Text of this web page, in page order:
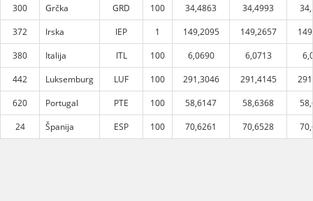
300
Grčka GRD 100 34,4863 34,4993
372
Irska IEP 1 149,2095 149,2657
380
Italija ITL 100 6,0690 6,0713
442
Luksemburg LUF 100 291,3046 291,4145
620
Portugal PTE 100 58,6147 58,6368
24
Španija ESP 100 70,6261 70,6528